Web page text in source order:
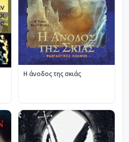
Η άνοδος της σκιάς